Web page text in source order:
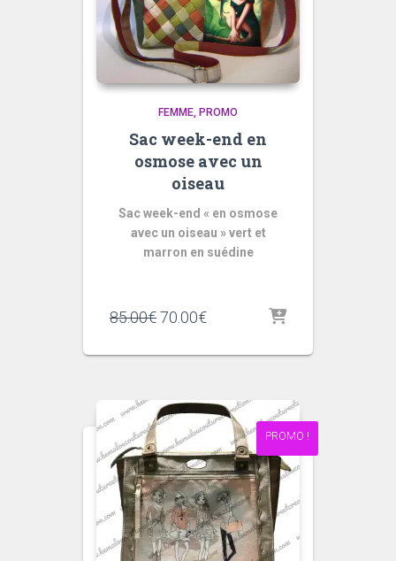
FEMME PROMO
Sac week-end en
osmose avec un
oiseau
Sac week-end « en osmose
avec un oiseau » vert et
marron en suédine
85.00€Le
initial
70.00€Le
actuel
PROMO !